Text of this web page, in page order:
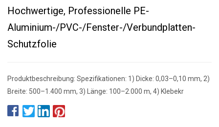
Hochwertige, Professionelle PE-
Aluminium-/PVC-/Fenster-/Verbundplatten-
Schutzfolie
Produktbeschreibung: Spezifikationen: 1) Dicke: 0,03–0,10 mm, 2)
Breite: 500–1.400 mm, 3) Länge: 100–2.000 m, 4) Klebekr